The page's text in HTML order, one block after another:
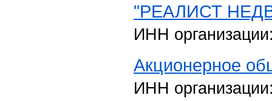
"РЕАЛИСТ
ИНН
Акционерное
ИНН